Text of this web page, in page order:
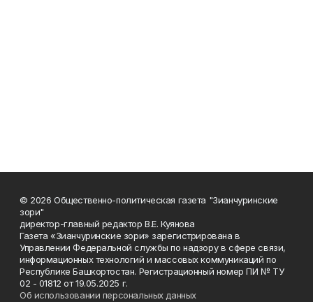
© 2026 Общественно-политическая газета "Зианчуринские
зори"
директор-главный редактор В.Е. Куянова
Газета «Зианчуринские зори» зарегистрирована в
Управлении Федеральной службы по надзору в сфере связи,
информационных технологий и массовых коммуникаций по
Республике Башкортостан. Регистрационный номер ПИ № ТУ
02 - 01812 от 19.05.2025 г.
Об использовании персональных данных